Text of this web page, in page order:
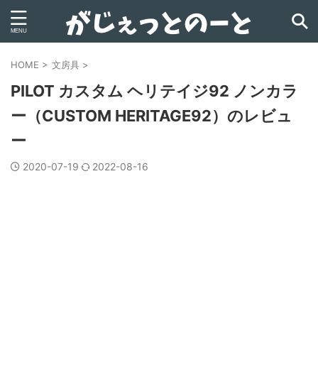
HOME > 文房具 >
PILOT カスタム ヘリテイジ92 ノンカラ
ー（CUSTOM HERITAGE92）のレビュ
ー
2020-07-19 2022-08-16